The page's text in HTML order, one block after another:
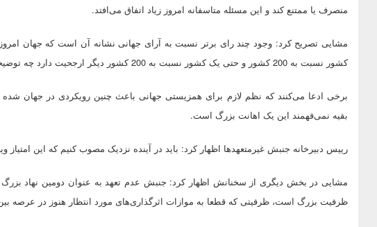
منصرف یا ممتنع کند و این مسئله متاسفانه امروز زیاد اتفاق می‌افتد.
مشایی تصریح کرد: وجود چند رای برتر نسبت به آرای جهانی نشانه آن است که جهان
کشور نسبت به 200 کشور و حتی یک کشور نسبت به 200 کشور دیگر ارجحیت دارد چه توضیحی می‌تواند داشته باشد.
برخی ادعا می‌کنند که نظم لازم برای همزیستی جهانی باعث چنین رویکردی در جهان
بقیه نمی‌فهمند این یک اهانت بزرگ است.
رییس دبیرخانه جنبش غیرمتعهدها اظهار کرد: باید در آینده نزدیک مصوب کنیم که این امتیاز
مشایی در بخش دیگری از سخنانش اظهار کرد: جنبش عدم تعهد به عنوان دومین نهاد
ظرفیت بزرگ است،‌ ظرفیتی که قطعا به موازات اثرگذاری‌های مورد انتظار هنوز در عرصه